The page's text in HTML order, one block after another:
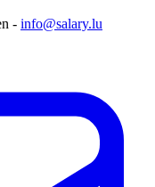
- info@salary.lu